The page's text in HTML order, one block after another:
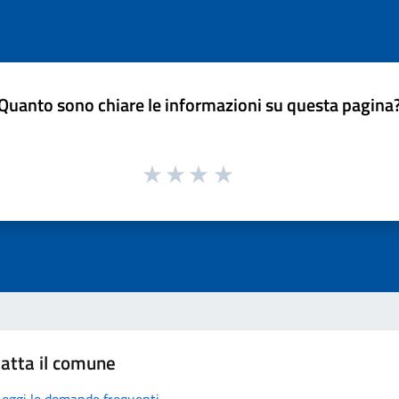
sono chiare le informazioni su questa
il comune